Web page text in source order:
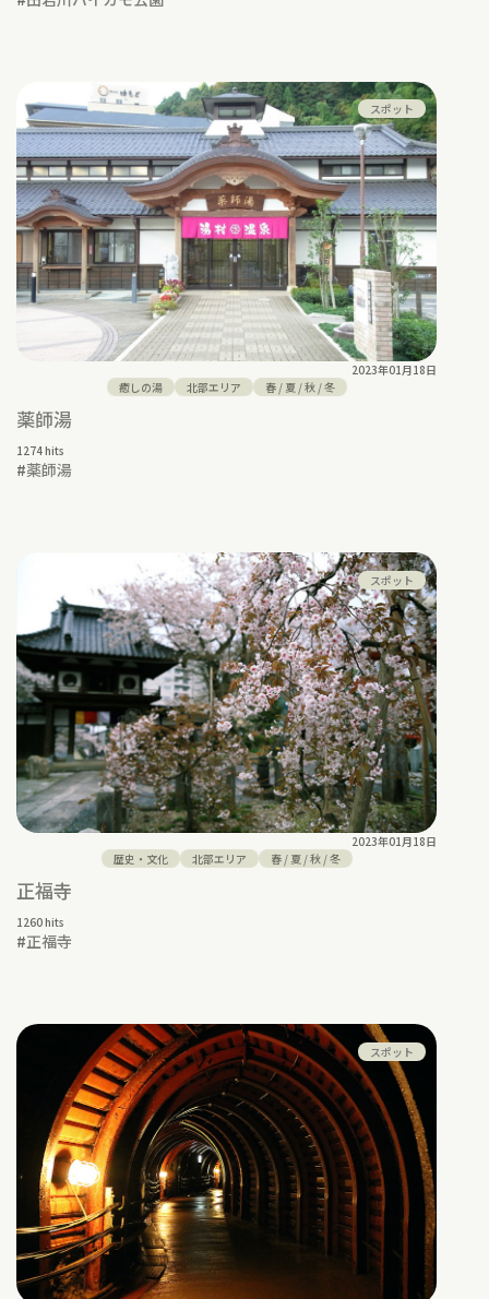
スポット
2023年01月18日
癒しの湯
北部エリア 春/ 夏/秋/冬
薬師湯
1274 hits
#薬師湯
スポット
2023年01月18日
歴史・文化
北部エリア 春/ 夏/秋/冬
正福寺
1260 hits
#正福寺
スポット